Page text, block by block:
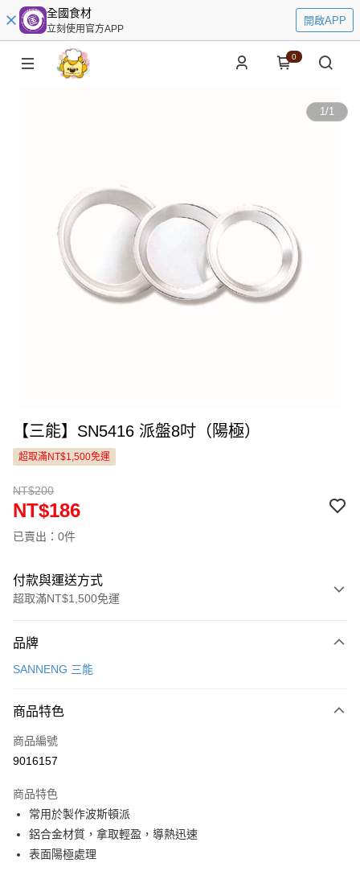
全國食材
立刻使用官方APP
開啟APP
0
1/1
【三能】SN5416 派盤8吋（陽極）
超取滿NT$1,500免運
NT$200
NT$186
已賣出：0件
付款與運送方式
超取滿NT$1,500免運
信用卡一次付款
Apple Pay
悠遊付
全盈+PAY
ATM付款
品牌
SANNENG 三能
商品特色
商品編號
9016157
商品特色
常用於製作波斯頓派
鋁合金材質，拿取輕盈，導熱迅速
表面陽極處理